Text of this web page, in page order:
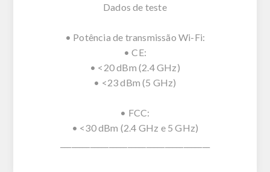
Dados de teste
• Potência de transmissão Wi-Fi:
• CE:
• <20 dBm (2.4 GHz)
• <23 dBm (5 GHz)
• FCC:
• <30 dBm (2.4 GHz e 5 GHz)